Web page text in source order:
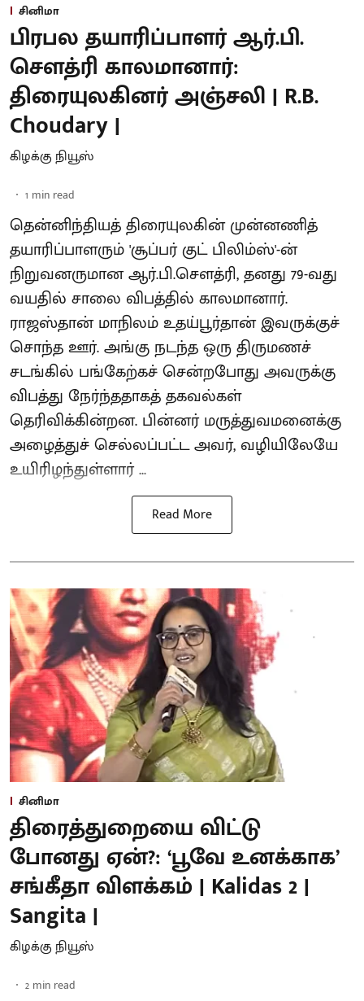
சினிமா
பிரபல தயாரிப்பாளர் ஆர்.பி.
சௌத்ரி காலமானார்:
திரையுலகினர் அஞ்சலி | R.B.
Choudary |
கிழக்கு நியூஸ்
1 min read
தென்னிந்தியத் திரையுலகின் முன்னணித்
தயாரிப்பாளரும் 'சூப்பர் குட் பிலிம்ஸ்'-ன்
நிறுவனருமான ஆர்.பி.சௌத்ரி, தனது 79-வது
வயதில் சாலை விபத்தில் காலமானார்.
ராஜஸ்தான் மாநிலம் உதய்பூர்தான் இவருக்குச்
சொந்த ஊர். அங்கு நடந்த ஒரு திருமணச்
சடங்கில் பங்கேற்கச் சென்றபோது அவருக்கு
விபத்து நேர்ந்ததாகத் தகவல்கள்
தெரிவிக்கின்றன. பின்னர் மருத்துவமனைக்கு
அழைத்துச் செல்லப்பட்ட அவர், வழியிலேயே
உயிரிழந்துள்ளார் ...
Read More
சினிமா
திரைத்துறையை விட்டு
போனது ஏன்?: ‘பூவே உனக்காக’
சங்கீதா விளக்கம் | Kalidas 2 |
Sangita |
கிழக்கு நியூஸ்
2 min read